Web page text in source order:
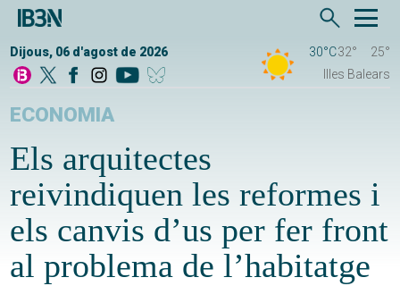
Dijous, 06 d'agost de 2026 30°C32°
25°
Illes Balears
ECONOMIA
Els arquitectes
reivindiquen les reformes i
els canvis d’us per fer front
al problema de l’habitatge